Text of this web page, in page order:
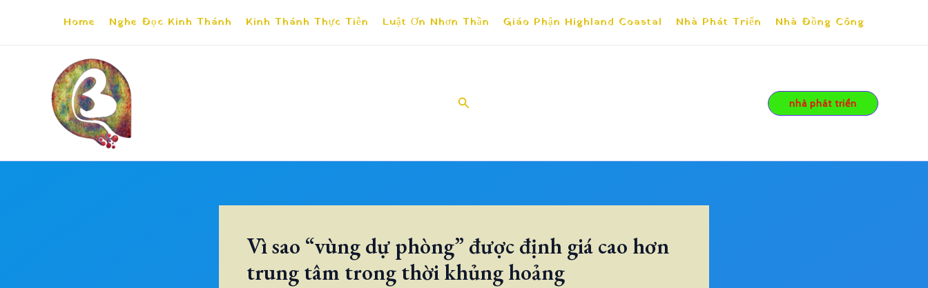
Home Nghe Đọc Kinh Thánh Kinh Thánh Thực Tiễn Luật Ơn Nhơn Thần Giáo Phận Highland Coastal Nhà Phát Triển Nhà Đồng Công
Search nhà phát triển
Vì sao “vùng dự phòng” được định giá cao hơn
trung tâm trong thời khủng hoảng